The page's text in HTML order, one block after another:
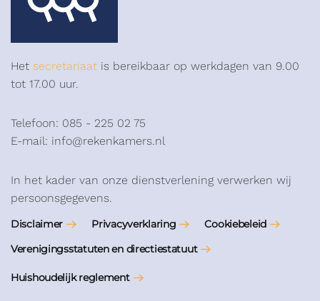
Het secretariaat is bereikbaar op werkdagen van 9.00
tot 17.00 uur.
Telefoon: 085 - 225 02 75
E-mail: info@rekenkamers.nl
In het kader van onze dienstverlening verwerken wij
persoonsgegevens.
Disclaimer Privacyverklaring
Cookiebeleid
Verenigingsstatuten en directiestatuut
Huishoudelijk reglement